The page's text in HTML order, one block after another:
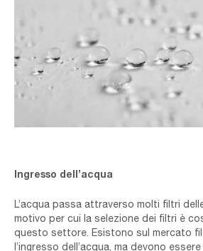
Ingresso dell’acqua
L’acqua passa attraverso molti filtri
motivo per cui la selezione dei filtri è
questo settore. Esistono sul mercato
l’ingresso dell’acqua, ma devono